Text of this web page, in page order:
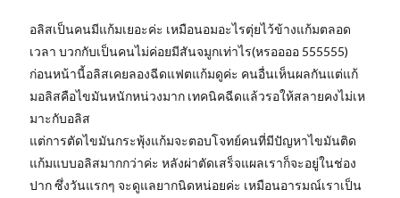
อลิสเป็นคนมีแก้มเยอะค่ะ เหมือนอมอะไรตุ่ยไว้ข้างแก้มตลอด
เวลา บวกกับเป็นคนไม่ค่อยมีสันจมูกเท่าไร(หรออออ 555555)
ก่อนหน้านี้อลิสเคยลองฉีดแฟตแก้มดูค่ะ คนอื่นเห็นผลกันแต่แก้
มอลิสคือไขมันหนักหน่วงมาก เทคนิคฉีดแล้วรอให้สลายคงไม่เห
มาะกับอลิส
แต่การตัดไขมันกระพุ้งแก้มจะตอบโจทย์คนที่มีปัญหาไขมันติด
แก้มแบบอลิสมากกว่าค่ะ หลังผ่าตัดเสร็จแผลเราก็จะอยู่ในช่อง
ปาก ซึ่งวันแรกๆ จะดูแลยากนิดหน่อยค่ะ เหมือนอารมณ์เราเป็น